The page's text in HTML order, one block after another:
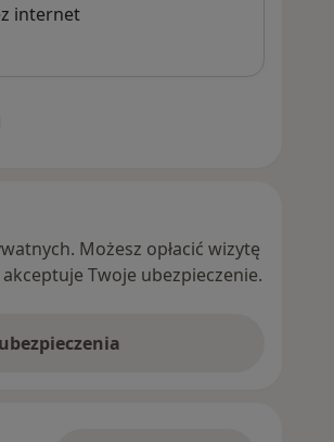
internet
Możesz opłacić wizytę
Twoje ubezpieczenie.